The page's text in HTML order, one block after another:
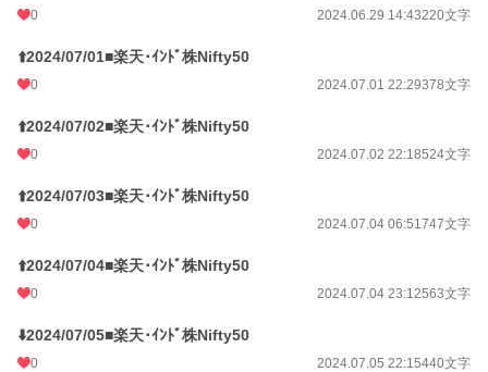
0 2024.06.29 14:43220文字
⬆️2024/07/01■楽天･ｲﾝﾄﾞ株Nifty50
0 2024.07.01 22:29378文字
⬆️2024/07/02■楽天･ｲﾝﾄﾞ株Nifty50
0 2024.07.02 22:18524文字
⬆️2024/07/03■楽天･ｲﾝﾄﾞ株Nifty50
0 2024.07.04 06:51747文字
⬆️2024/07/04■楽天･ｲﾝﾄﾞ株Nifty50
0 2024.07.04 23:12563文字
⬇️2024/07/05■楽天･ｲﾝﾄﾞ株Nifty50
0 2024.07.05 22:15440文字